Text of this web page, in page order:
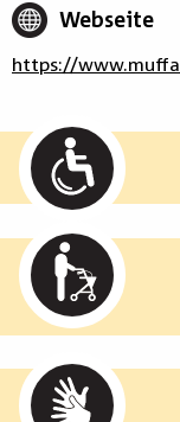
Webseite
https://